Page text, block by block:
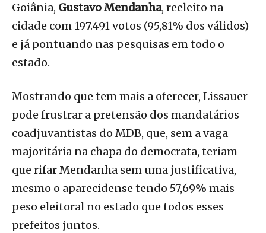
Goiânia, Gustavo Mendanha, reeleito na
cidade com 197.491 votos (95,81% dos válidos)
e já pontuando nas pesquisas em todo o
estado.
Mostrando que tem mais a oferecer, Lissauer
pode frustrar a pretensão dos mandatários
coadjuvantistas do MDB, que, sem a vaga
majoritária na chapa do democrata, teriam
que rifar Mendanha sem uma justificativa,
mesmo o aparecidense tendo 57,69% mais
peso eleitoral no estado que todos esses
prefeitos juntos.